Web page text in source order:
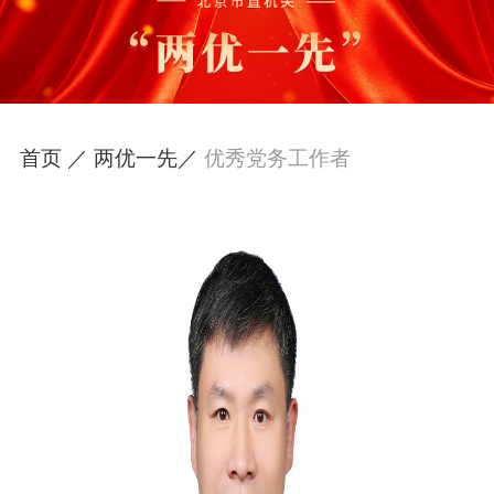
首页 ／ 两优一先／ 优秀党务工作者